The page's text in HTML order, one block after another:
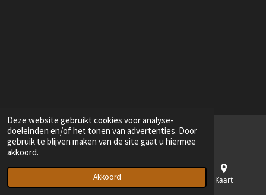
Deze website gebruikt cookies voor analyse-
doeleinden en/of het tonen van advertenties. Door
gebruik te blijven maken van de site gaat u hiermee
akkoord.
AkkoordTelefoonnummer Kaart